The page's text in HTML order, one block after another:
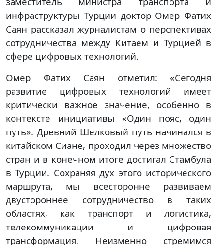
инфраструктуры Турции доктор Омер Фатих
Саян рассказал журналистам о перспективах
сотрудничества между Китаем и Турцией в
сфере цифровых технологий.
Омер Фатих Саян отметил: «Сегодня
развитие цифровых технологий имеет
критически важное значение, особенно в
контексте инициативы «Один пояс, один
путь». Древний Шелковый путь начинался в
китайском Сиане, проходил через множество
стран и в конечном итоге достигал Стамбула
в Турции. Сохраняя дух этого исторического
маршрута, мы всесторонне развиваем
двустороннее сотрудничество в таких
областях, как транспорт и логистика,
телекоммуникации и цифровая
трансформация. Неизменно стремимся